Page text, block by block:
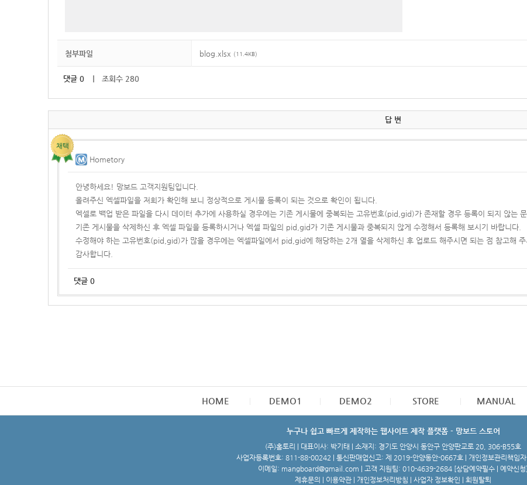
첨부파일 blog.xlsx (11.4KB)
댓글 0 ｜ 조회수 280
답 변
Hometory
안녕하세요! 망보드 고객지원팀입니다.
올려주신 엑셀파일을 저희가 확인해 보니 정상적으로 게시물 등록이 되는 것으로 확인이 됩니다.
엑셀로 백업 받은 파일을 다시 데이터 추가에 사용하실 경우에는 기존 게시물에 중복되는 고유번호(pid,gid)가 존재할 경우 등록이 되지 않는
기존 게시물을 삭제하신 후 엑셀 파일을 등록하시거나 엑셀 파일의 pid,gid가 기존 게시물과 중복되지 않게 수정해서 등록해 보시기 바랍니다.
수정해야 하는 고유번호(pid,gid)가 많을 경우에는 엑셀파일에서 pid,gid에 해당하는 2개 열을 삭제하신 후 업로드 해주시면 되는 점 참고해 주
감사합니다.
댓글 0
HOME DEMO1 DEMO2 STORE MANUAL
누구나 쉽고 빠르게 제작하는 웹사이트 제작 플랫폼 - 망보드 스토어
(주)홈토리 | 대표이사: 박기태 | 소재지: 경기도 안양시 동안구 안양판교로 20, 306-B55호
사업자등록번호: 811-88-00242 | 통신판매업신고: 제 2019-안양동안-0667호 | 개인정보관리책임
이메일: mangboard@gmail.com | 고객 지원팀: 010-4639-2684 [상담예약필수 | 예약신청]
제휴문의
이용약관 개인정보처리방침 사업자 정보확인 회원탈퇴